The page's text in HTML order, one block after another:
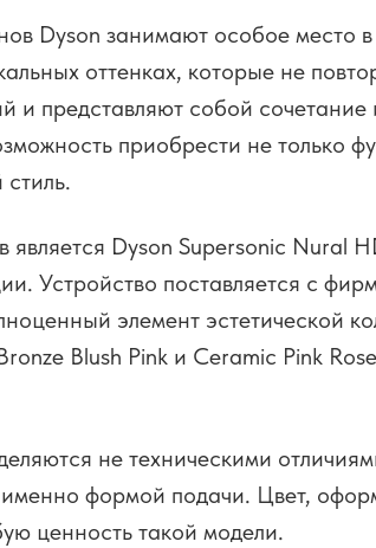
Dyson занимают особое место
оттенках, которые не
и представляют собой
приобрести не
Dyson Supersonic Nural
Устройство поставляется с
элемент эстетической
Blush Pink и Ceramic Pink
не техническими
формой подачи. Цвет,
ценность такой модели.